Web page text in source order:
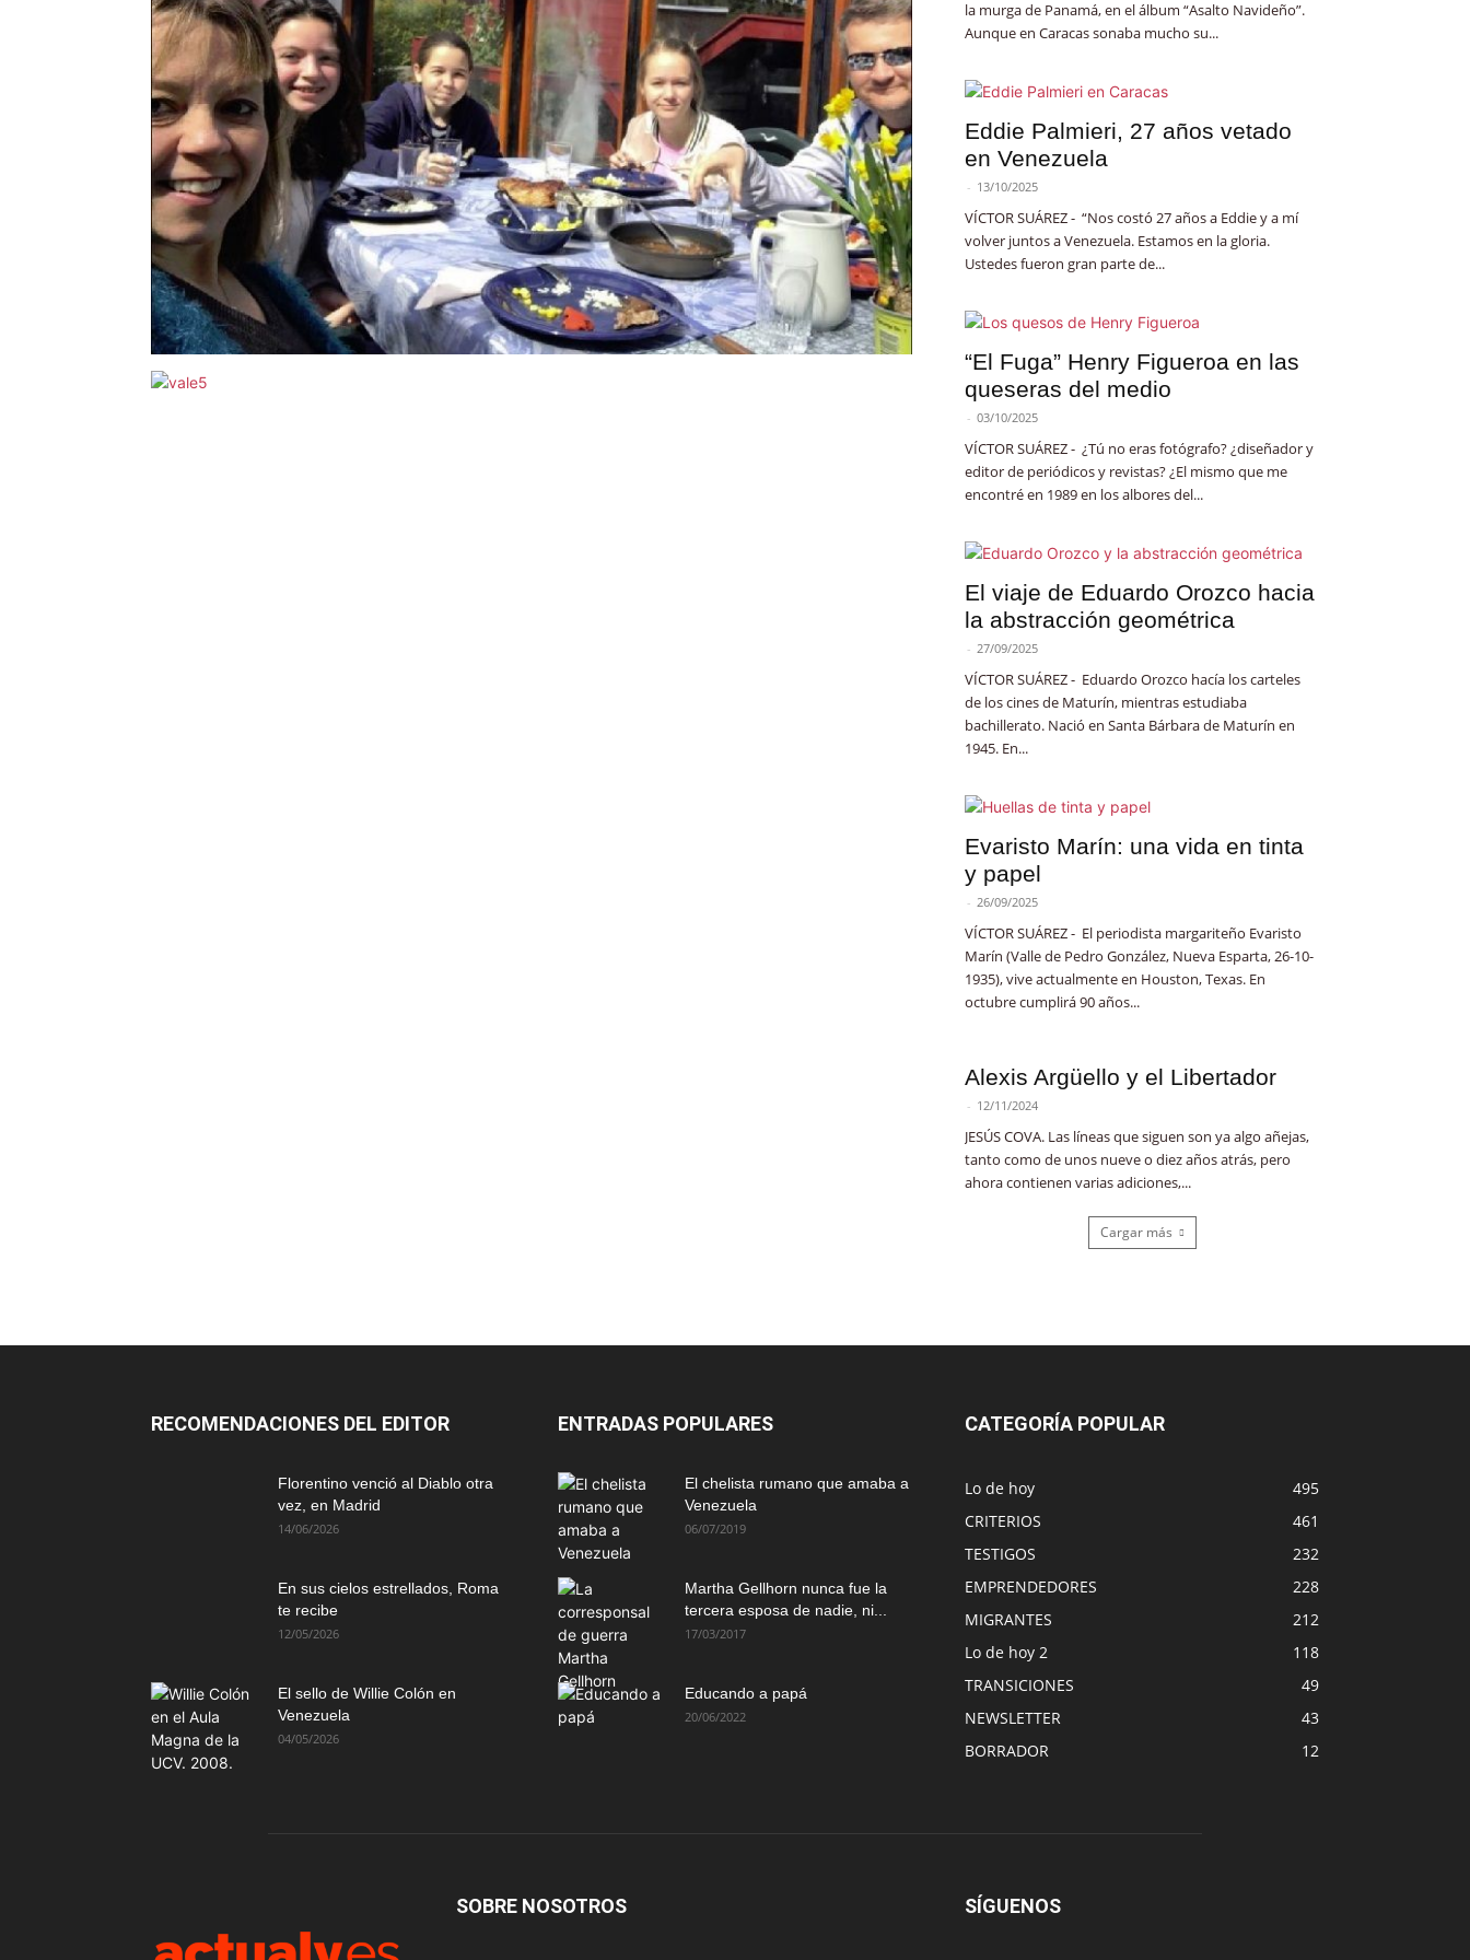
la murga de Panamá, en el álbum “Asalto Navideño”.
Aunque en Caracas sonaba mucho su...
Eddie Palmieri, 27 años vetado
en Venezuela
- 13/10/2025
VÍCTOR SUÁREZ - “Nos costó 27 años a Eddie y a mí
volver juntos a Venezuela. Estamos en la gloria.
Ustedes fueron gran parte de...
“El Fuga” Henry Figueroa en las
queseras del medio
- 03/10/2025
VÍCTOR SUÁREZ - ¿Tú no eras fotógrafo? ¿diseñador y
editor de periódicos y revistas? ¿El mismo que me
encontré en 1989 en los albores del...
El viaje de Eduardo Orozco hacia
la abstracción geométrica
- 27/09/2025
VÍCTOR SUÁREZ - Eduardo Orozco hacía los carteles
de los cines de Maturín, mientras estudiaba
bachillerato. Nació en Santa Bárbara de Maturín en
1945. En...
Evaristo Marín: una vida en tinta
y papel
- 26/09/2025
VÍCTOR SUÁREZ - El periodista margariteño Evaristo
Marín (Valle de Pedro González, Nueva Esparta, 26-10-
1935), vive actualmente en Houston, Texas. En
octubre cumplirá 90 años...
Alexis Argüello y el Libertador
- 12/11/2024
JESÚS COVA. Las líneas que siguen son ya algo añejas,
tanto como de unos nueve o diez años atrás, pero
ahora contienen varias adiciones,...
Cargar más
RECOMENDACIONES DEL EDITOR
Florentino venció al Diablo otra
vez, en Madrid
14/06/2026
En sus cielos estrellados, Roma
te recibe
12/05/2026
El sello de Willie Colón en
Venezuela
04/05/2026
ENTRADAS POPULARES
El chelista rumano que amaba a
Venezuela
06/07/2019
Martha Gellhorn nunca fue la
tercera esposa de nadie, ni...
17/03/2017
Educando a papá
20/06/2022
CATEGORÍA POPULAR
Lo de hoy
495
CRITERIOS
461
TESTIGOS
232
EMPRENDEDORES
228
MIGRANTES
212
Lo de hoy 2
118
TRANSICIONES
49
NEWSLETTER
43
BORRADOR
12
SOBRE NOSOTROS SÍGUENOS